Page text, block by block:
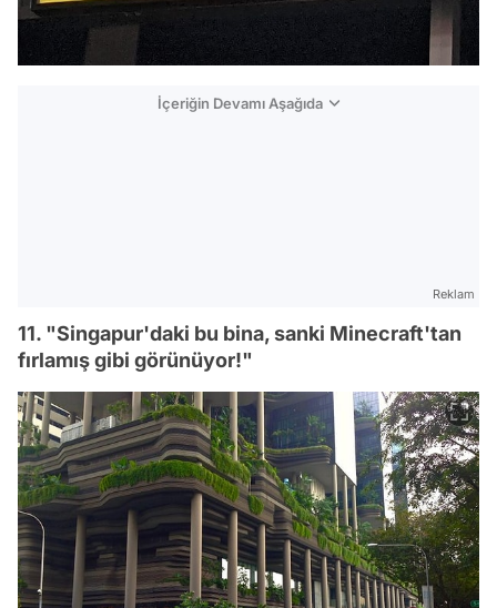
İçeriğin Devamı Aşağıda
Reklam
11. "Singapur'daki bu bina, sanki Minecraft'tan
fırlamış gibi görünüyor!"